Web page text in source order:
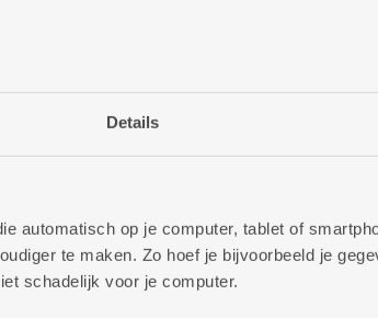
Details
automatisch op je computer, tablet of
te maken. Zo hoef je bijvoorbeeld je
schadelijk voor je computer.
Vanaf 14.30